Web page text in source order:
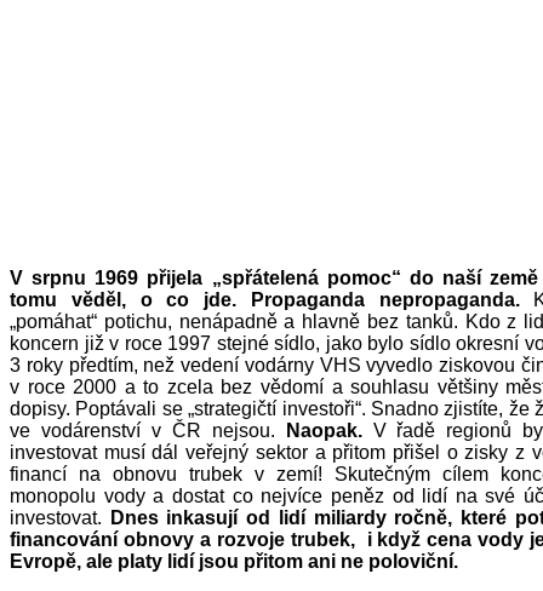
V srpnu 1969 přijela „spřátelená pomoc“ do naší
tomu věděl, o co jde. Propaganda nepropaganda.
„pomáhat“ potichu, nenápadně a hlavně bez tanků. Kdo z
koncern již v roce 1997 stejné sídlo, jako bylo sídlo okresní
3 roky předtím, než vedení vodárny VHS vyvedlo ziskovou
v roce 2000 a to zcela bez vědomí a souhlasu většiny
dopisy. Poptávali se „strategičtí investoři“. Snadno zjistíte, že
ve vodárenství v ČR nejsou.
Naopak.V řadě regionů
investovat musí dál veřejný sektor a přitom přišel o zisky z
financí na obnovu trubek v zemí! Skutečným cílem
monopolu vody a dostat co nejvíce peněz od lidí na své
investovat. Dnes inkasují od lidí miliardy ročně, které
financování obnovy a rozvoje trubek, i když cena vody
Evropě, ale platy lidí jsou přitom ani ne poloviční.